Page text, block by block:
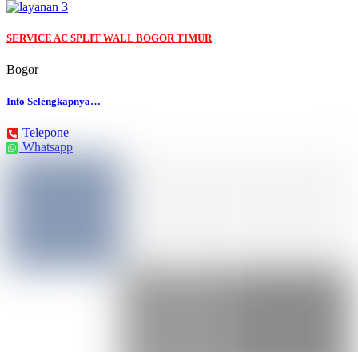
SERVICE AC SPLIT WALL BOGOR TIMUR
Bogor
Info Selengkapnya…
Telepone
Whatsapp